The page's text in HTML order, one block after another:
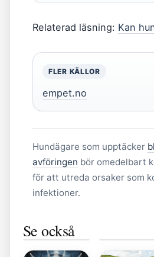
Relaterad läsning: Kan
FLER KÄLLOR
empet.no
Hundägare som upptäcker
avföringen bör omedelbart
för att utreda orsaker som
infektioner.
Se också
väger en
gurka? –